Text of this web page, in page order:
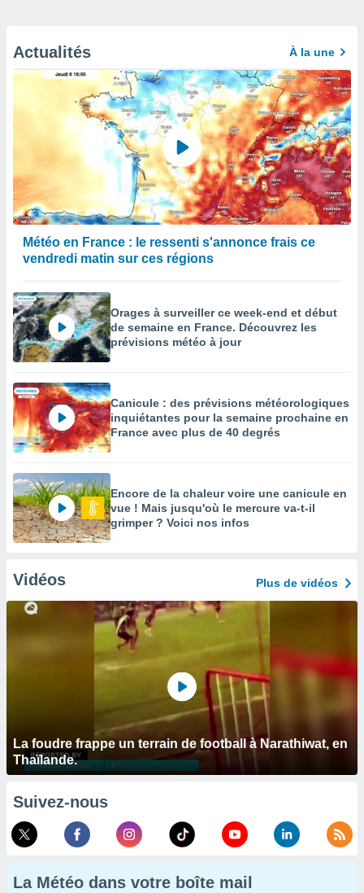
Actualités À la une
Météo en France : le ressenti s'annonce frais ce
vendredi matin sur ces régions
Orages à surveiller ce week-end et début
de semaine en France. Découvrez les
prévisions météo à jour
Canicule : des prévisions météorologiques
inquiétantes pour la semaine prochaine en
France avec plus de 40 degrés
Encore de la chaleur voire une canicule en
vue ! Mais jusqu'où le mercure va-t-il
grimper ? Voici nos infos
Vidéos Plus de vidéos
La foudre frappe un terrain de football à Narathiwat, en
Thaïlande.
Suivez-nous
La Météo dans votre boîte mail